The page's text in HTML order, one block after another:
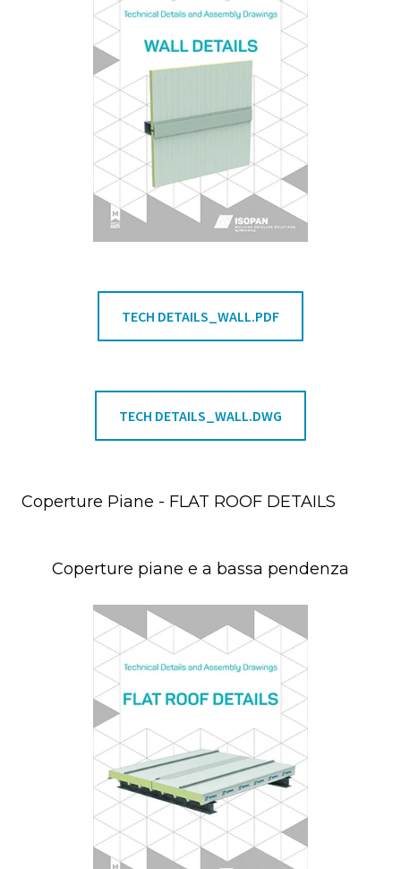
TECH DETAILS_WALL.PDF
TECH DETAILS_WALL.DWG
Coperture Piane - FLAT ROOF DETAILS
Coperture piane e a bassa pendenza